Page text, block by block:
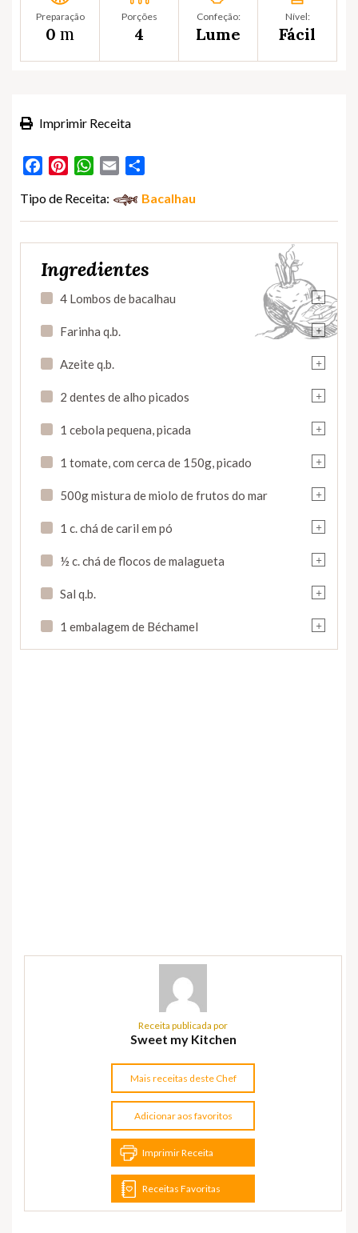
Preparação
0 m
Porções
4
Confeção:
Lume
Nível:
Fácil
Imprimir Receita
FacebookPinterestWhatsApp
Email
Tipo de Receita: Bacalhau
Ingredientes
+
4 Lombos de bacalhau
+
Farinha q.b.
+
Azeite q.b.
+
2 dentes de alho picados
+
1 cebola pequena, picada
+
1 tomate, com cerca de 150g, picado
+
500g mistura de miolo de frutos do mar
+
1 c. chá de caril em pó
+
½ c. chá de flocos de malagueta
+
Sal q.b.
+
1 embalagem de Béchamel
Receita publicada por
Sweet my Kitchen
Mais receitas deste Chef
Adicionar aos favoritos
Imprimir Receita
Receitas Favoritas